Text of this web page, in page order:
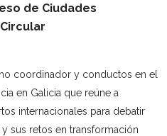
de Ciudades
coordinador y conductos en el
en Galicia que reúne a
internacionales para debatir
sus retos en transformación